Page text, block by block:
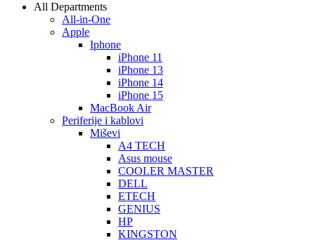
All Departments
All-in-One
Apple
Iphone
iPhone 11
iPhone 13
iPhone 14
iPhone 15
MacBook Air
Periferije i kablovi
Miševi
A4 TECH
Asus mouse
COOLER MASTER
DELL
ETECH
GENIUS
HP
KINGSTON